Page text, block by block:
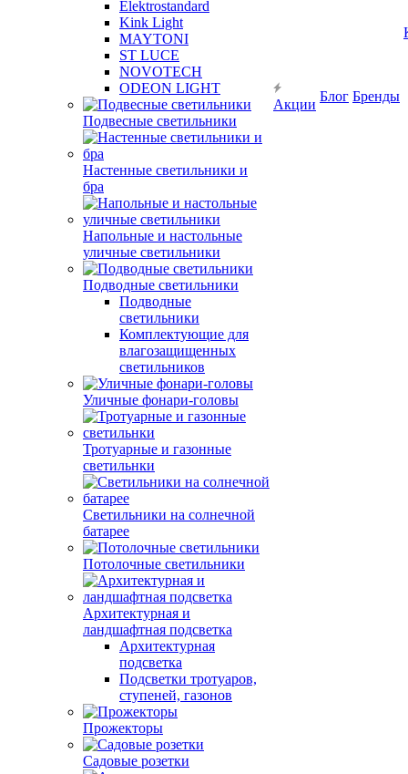
Elektrostandard
Kink Light
MAYTONI
ST LUCE
NOVOTECH
ODEON LIGHT
Подвесные светильники
Настенные светильники и
бра
Напольные и настольные
уличные светильники
Подводные светильники
Подводные
светильники
Комплектующие для
влагозащищенных
светильников
Уличные фонари-головы
Тротуарные и газонные
светильнки
Светильники на солнечной
батарее
Потолочные светильники
Архитектурная и
ландшафтная подсветка
Архитектурная
подсветка
Подсветки тротуаров,
ступеней, газонов
Прожекторы
Садовые розетки
Акции
Блог Бренды